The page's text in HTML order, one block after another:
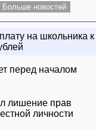
Больше новостей
на школьника к
перед началом
лишение прав
личности
Маликова &